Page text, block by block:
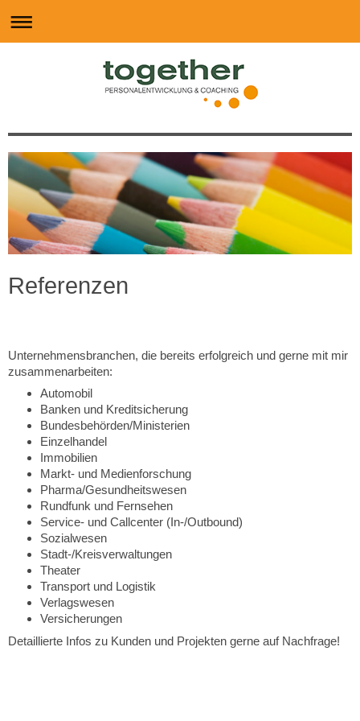
Referenzen
Unternehmensbranchen, die bereits erfolgreich und gerne mit mir
zusammenarbeiten:
Automobil
Banken und Kreditsicherung
Bundesbehörden/Ministerien
Einzelhandel
Immobilien
Markt- und Medienforschung
Pharma/Gesundheitswesen
Rundfunk und Fernsehen
Service- und Callcenter (In-/Outbound)
Sozialwesen
Stadt-/Kreisverwaltungen
Theater
Transport und Logistik
Verlagswesen
Versicherungen
Detaillierte Infos zu Kunden und Projekten gerne auf Nachfrage!